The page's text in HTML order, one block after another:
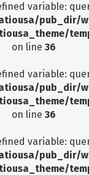
variable:
pub_dir/
on line 36
variable:
pub_dir/
on line 36
variable:
pub_dir/